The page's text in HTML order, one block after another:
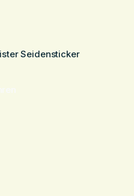
Seidensticker